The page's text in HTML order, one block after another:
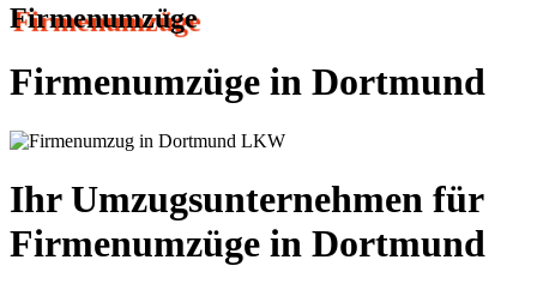
Firmenumzüge
Firmenumzüge in Dortmund
Ihr Umzugsunternehmen für
Firmenumzüge in Dortmund